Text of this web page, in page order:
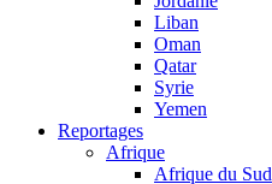
Liban
Oman
Qatar
Syrie
Yemen
Reportages
Afrique
Afrique du Sud